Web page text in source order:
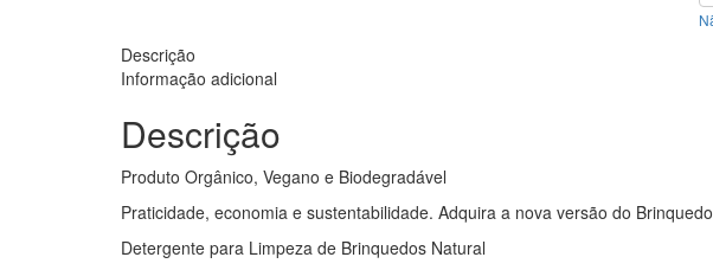
Descrição
Informação adicional
Descrição
Produto Orgânico, Vegano e Biodegradável
Praticidade, economia e sustentabilidade. Adquira a nova versão do
Detergente para Limpeza de Brinquedos Natural